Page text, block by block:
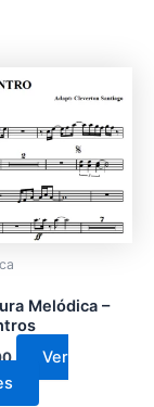
Melódica –
Ver
produto
tem
várias
variantes.
opções
escolhidas
na
página